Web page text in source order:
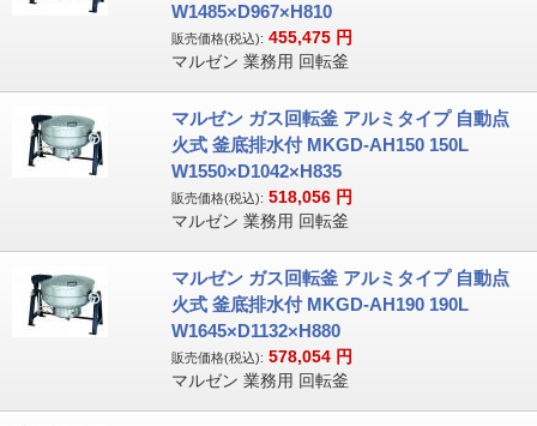
W1485×D967×H810
販売価格(税込): 455,475 円
マルゼン 業務用 回転釜
マルゼン ガス回転釜 アルミタイプ 自動点
火式 釜底排水付 MKGD-AH150 150L
W1550×D1042×H835
販売価格(税込): 518,056 円
マルゼン 業務用 回転釜
マルゼン ガス回転釜 アルミタイプ 自動点
火式 釜底排水付 MKGD-AH190 190L
W1645×D1132×H880
販売価格(税込): 578,054 円
マルゼン 業務用 回転釜